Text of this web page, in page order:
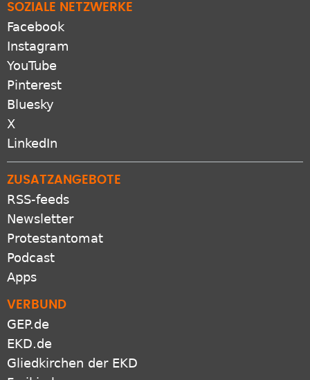
SOZIALE NETZWERKE
Facebook
Instagram
YouTube
Pinterest
Bluesky
X
LinkedIn
ZUSATZANGEBOTE
RSS-feeds
Newsletter
Protestantomat
Podcast
Apps
VERBUND
GEP.de
EKD.de
Gliedkirchen der EKD